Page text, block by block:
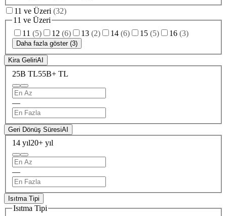
11 ve Üzeri (32)
11 ve Üzeri
11 (5) 12 (6) 13 (2) 14 (6) 15 (5) 16 (3)
Daha fazla göster (3)
Kira GeliriAI
25B TL55B+ TL
—
Geri Dönüş SüresiAI
14 yıl20+ yıl
—
Isıtma Tipi
Isıtma Tipi